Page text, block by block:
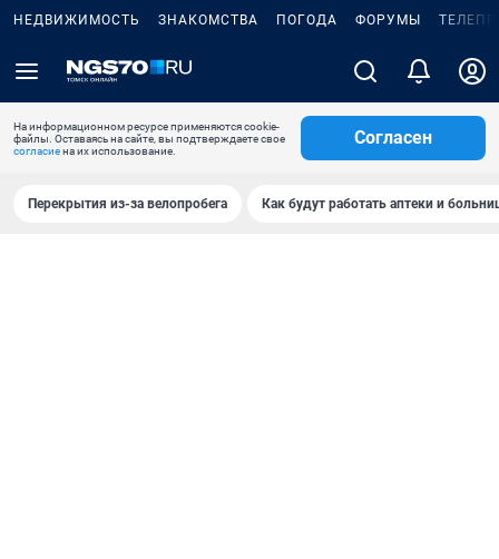
НЕДВИЖИМОСТЬ ЗНАКОМСТВА ПОГОДА ФОРУМЫ
На информационном ресурсе применяются cookie-
файлы. Оставаясь на сайте, вы подтверждаете свое
согласиена их использование.
Согласен
Перекрытия из-за велопробега Как будут работать аптеки и